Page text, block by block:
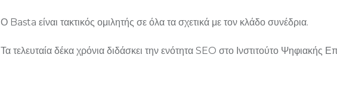
Ο Basta είναι τακτικός ομιλητής σε όλα τα σχετικά με τον κλάδο συνέδρια.
Τα τελευταία δέκα χρόνια διδάσκει την ενότητα SEO στο Ινστιτούτο Ψηφιακής